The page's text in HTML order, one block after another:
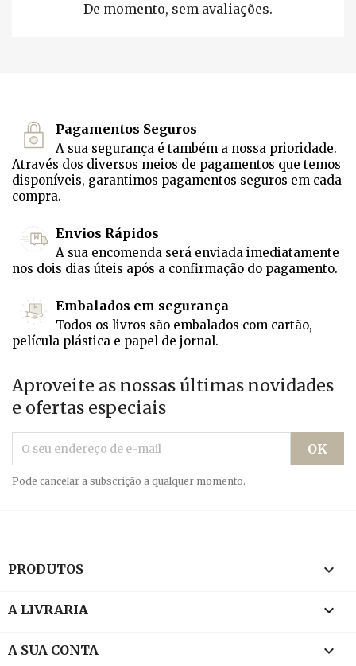
De momento, sem avaliações.
Pagamentos Seguros
A sua segurança é também a nossa prioridade.
Através dos diversos meios de pagamentos que temos
disponíveis, garantimos pagamentos seguros em cada
compra.
Envios Rápidos
A sua encomenda será enviada imediatamente
nos dois dias úteis após a confirmação do pagamento.
Embalados em segurança
Todos os livros são embalados com cartão,
película plástica e papel de jornal.
Aproveite as nossas últimas novidades
e ofertas especiais
Pode cancelar a subscrição a qualquer momento.
PRODUTOS 
A LIVRARIA 
A SUA CONTA 